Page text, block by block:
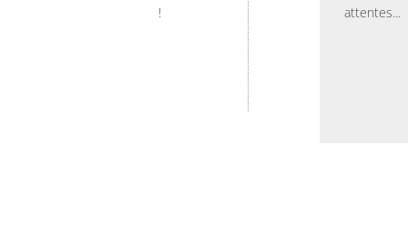
!
attentes...